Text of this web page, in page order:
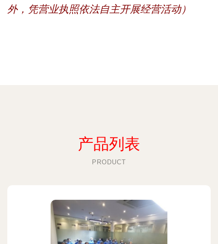
外，凭营业执照依法自主开展经营活动）
产品列表
PRODUCT